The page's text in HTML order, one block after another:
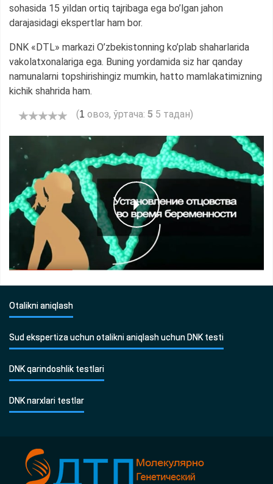
sohasida 15 yildan ortiq tajribaga ega bo’lgan jahon
darajasidagi ekspertlar ham bor.
DNK «DTL» markazi O’zbekistonning ko’plab shaharlarida
vakolatxonalariga ega. Buning yordamida siz har qanday
namunalarni topshirishingiz mumkin, hatto mamlakatimizning
kichik shahrida ham.
(1 овоз, ўртача: 5 5 тадан)
Otalikni aniqlash
Sud ekspertiza uchun otalikni aniqlash uchun DNK testi
DNK qarindoshlik testlari
DNK narxlari testlar